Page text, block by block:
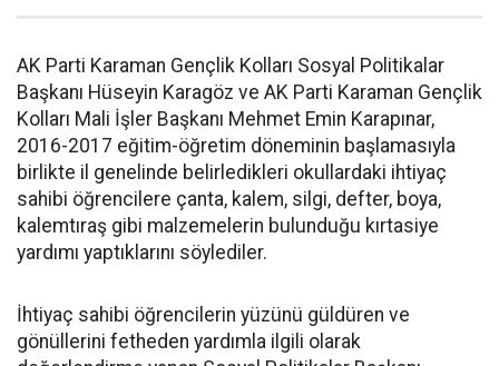
AK Parti Karaman Gençlik Kolları Sosyal Politikalar
Başkanı Hüseyin Karagöz ve AK Parti Karaman Gençlik
Kolları Mali İşler Başkanı Mehmet Emin Karapınar,
2016-2017 eğitim-öğretim döneminin başlamasıyla
birlikte il genelinde belirledikleri okullardaki ihtiyaç
sahibi öğrencilere çanta, kalem, silgi, defter, boya,
kalemtıraş gibi malzemelerin bulunduğu kırtasiye
yardımı yaptıklarını söylediler.
İhtiyaç sahibi öğrencilerin yüzünü güldüren ve
gönüllerini fetheden yardımla ilgili olarak